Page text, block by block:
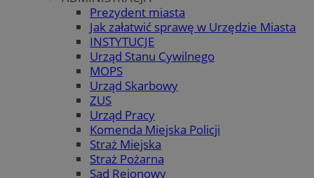
Prezydent miasta
Jak załatwić sprawę w Urzędzie Miasta
INSTYTUCJE
Urząd Stanu Cywilnego
MOPS
Urząd Skarbowy
ZUS
Urząd Pracy
Komenda Miejska Policji
Straż Miejska
Straż Pożarna
Sąd Rejonowy